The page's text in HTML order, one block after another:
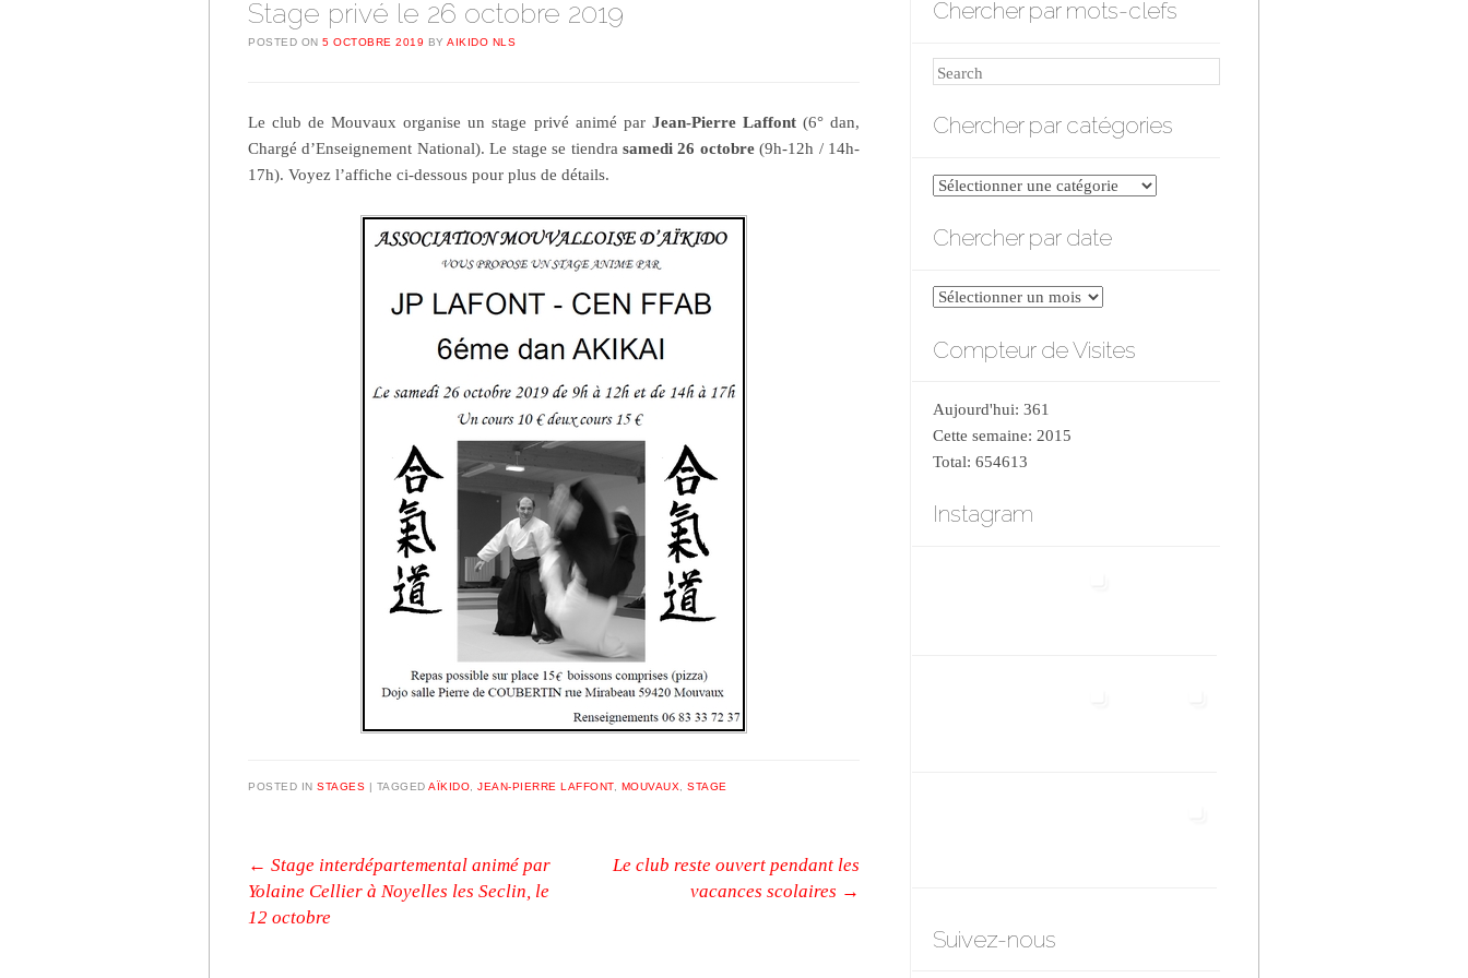
Stage privé le 26 octobre 2019
POSTED ON 5 OCTOBRE 2019 BY AIKIDO NLS
Le club de Mouvaux organise un stage privé animé par Jean-Pierre Laffont(6° dan,
Chargé d’Enseignement National). Le stage se tiendra samedi 26 octobre(9h-12h / 14h-
17h). Voyez l’affiche ci-dessous pour plus de détails.
POSTED IN STAGES | TAGGED AÏKIDO JEAN-PIERRE LAFFONT, MOUVAUX STAGE
Post navigation
← Stage interdépartemental animé par
Yolaine Cellier à Noyelles les Seclin, le
12 octobre
Le club reste ouvert pendant les
vacances scolaires →
Chercher par mots-clefs
Search
Chercher par catégories
Chercher
catégories
Chercher par date
Chercher
date
Compteur de Visites
Aujourd'hui: 361
Cette semaine: 2015
Total: 654613
Instagram
Suivez-nous